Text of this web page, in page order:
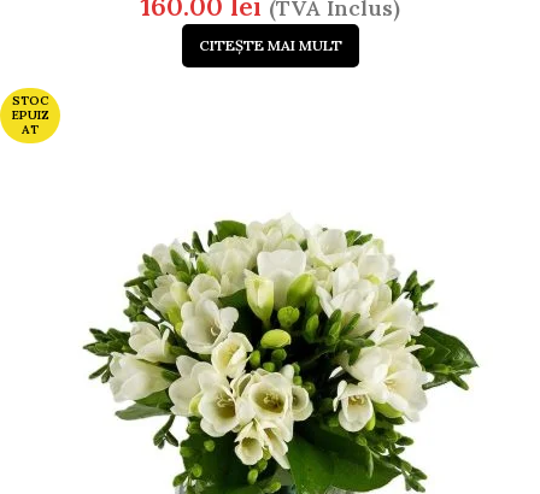
(TVA Inclus)
CITEȘTE MAI MULT
STOC
EPUIZ
AT